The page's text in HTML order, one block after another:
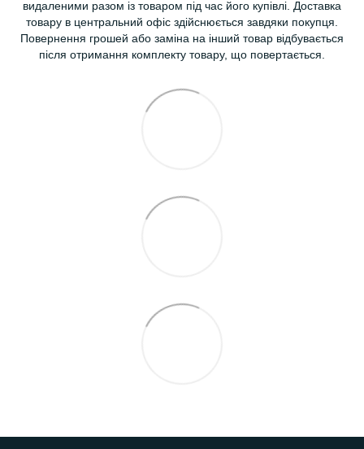
видаленими разом із товаром під час його купівлі. Доставка
товару в центральний офіс здійснюється завдяки покупця.
Повернення грошей або заміна на інший товар відбувається
після отримання комплекту товару, що повертається.